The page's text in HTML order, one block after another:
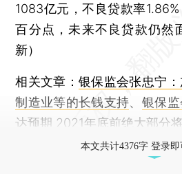
1083亿元，不良贷款率
百分点，未来不良贷款仍然
新）
相关文章：银保监会张忠宁
制造业等的长钱支持、 银保
达预期 2021年底前绝大部分
本文共计4376字 登录